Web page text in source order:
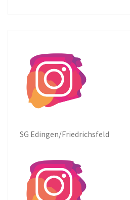
SG Edingen/Friedrichsfeld